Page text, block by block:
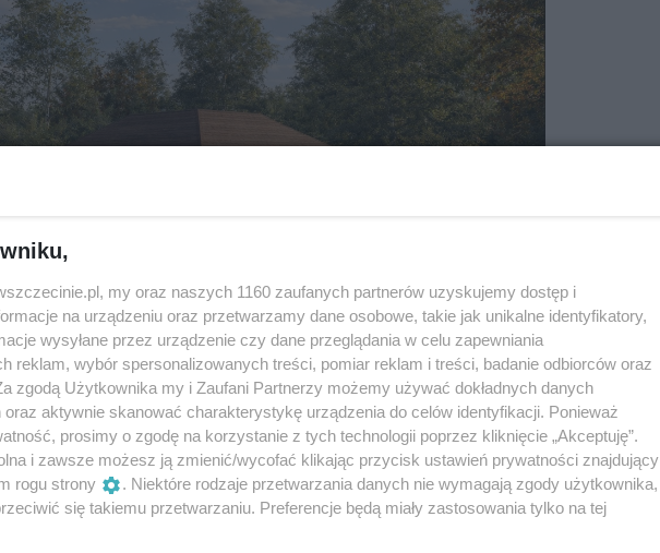
my oraz naszych 1160 zaufanych partnerów uzyskujemy dostęp i
na urządzeniu oraz przetwarzamy dane osobowe, takie jak unikalne identyfikatory,
wysyłane przez urządzenie czy dane przeglądania w celu zapewniania
reklam, wybór spersonalizowanych treści, pomiar reklam i treści, badanie odbiorców oraz
zgodą Użytkownika my i Zaufani Partnerzy możemy używać dokładnych danych
aktywnie skanować charakterystykę urządzenia do celów identyfikacji. Ponieważ
prosimy o zgodę na korzystanie z tych technologii poprzez kliknięcie „Akceptuję”.
i zawsze możesz ją zmienić/wycofać klikając przycisk ustawień prywatności znajdujący
rogu strony
. Niektóre rodzaje przetwarzania danych nie wymagają zgody użytkownika,
się takiemu przetwarzaniu. Preferencje będą miały zastosowania tylko na tej